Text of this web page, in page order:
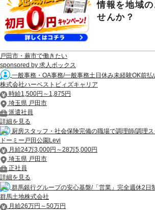
情報を地域
せんか？
戸田市・蕨市で働きたい
sponsored by 求人ボックス
一般事務・OA事務/一般事務土日休み未経験OK前払
株式会社ハーベストビィズキャリア
時給1,500円～1,875円
埼玉県 戸田市
派遣社員
詳細を見る
厨房スタッフ・社会保険完備の職場で調理師/調理ス
ドーミー戸田公園Levi
月給24万3,000円～28万5,000円
埼玉県 戸田市
正社員
詳細を見る
群馬銀行グループの安心基盤/「営業」完全週休2日
群馬土地株式会社
月給26万円～50万円